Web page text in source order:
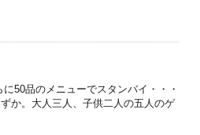
50品のメニューでスタンバイ・・・
か。大人三人、子供二人の五人のゲ